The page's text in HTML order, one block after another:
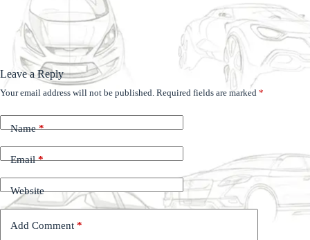
Leave a Reply
Your email address will not be published. Required fields are marked *
Name*
Email*
Website
Add Comment *